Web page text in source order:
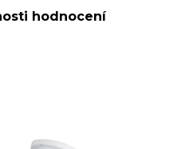
hodnocení